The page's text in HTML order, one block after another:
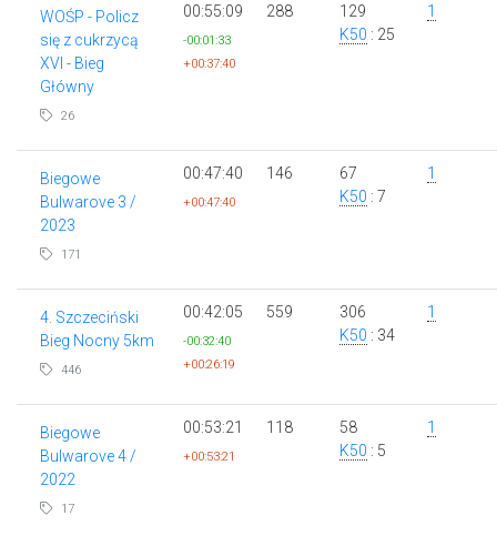
WOŚP - Policz
się z cukrzycą
XVI - Bieg
Główny
26
00:55:09
-00:01:33
+00:37:40
288
129
K50 : 25
1
Biegowe
Bulwarove 3 /
2023
171
00:47:40
+00:47:40
146
67
K50 : 7
1
4. Szczeciński
Bieg Nocny 5km
446
00:42:05
-00:32:40
+00:26:19
559
306
K50 : 34
1
Biegowe
Bulwarove 4 /
2022
17
00:53:21
+00:53:21
118
58
K50 : 5
1